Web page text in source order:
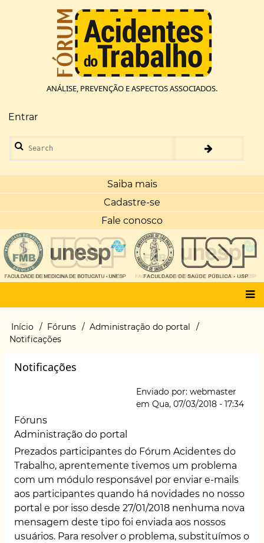
ANÁLISE, PREVENÇÃO E ASPECTOS ASSOCIADOS.
Menu
de
conta
de
usuário
Entrar
Search
Saiba mais
Cadastre-se
Fale conosco
Main
menu
Trilha
de
Início Fóruns
Administração do portal
Notificações
Notificações
Enviado por: webmaster
em Qua, 07/03/2018 - 17:34
Fóruns
Administração do portal
Prezados participantes do Fórum Acidentes do
Trabalho, aprentemente tivemos um problema
com um módulo responsável por enviar e-mails
aos participantes quando há novidades no nosso
portal e por isso desde 27/01/2018 nenhuma nova
mensagem deste tipo foi enviada aos nossos
usuários. Para resolver o problema, substituímos o